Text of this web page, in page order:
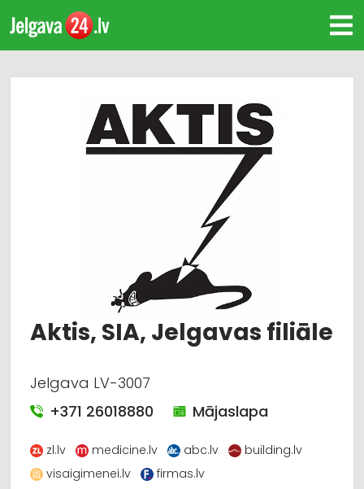
Aktis, SIA, Jelgavas filiāle
Jelgava LV-3007
+371 26018880
Mājaslapa
zl.lv medicine.lv abc.lv
building.lv
visaigimenei.lv
firmas.lv